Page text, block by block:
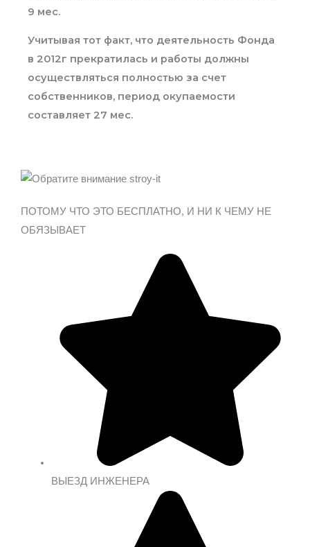
9 мес.
Учитывая тот факт, что деятельность Фонда
в 2012г прекратилась и работы должны
осуществляться полностью за счет
собственников, период окупаемости
составляет 27 мес.
ПОТОМУ ЧТО ЭТО БЕСПЛАТНО, И НИ К ЧЕМУ НЕ
ОБЯЗЫВАЕТ
ВЫЕЗД ИНЖЕНЕРА